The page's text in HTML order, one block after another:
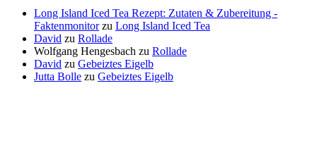
Long Island Iced Tea Rezept: Zutaten & Zubereitung -
Faktenmonitorzu Long Island Iced Tea
David zu Rollade
Wolfgang Hengesbach zu Rollade
David zu Gebeiztes Eigelb
Jutta Bolle zu Gebeiztes Eigelb